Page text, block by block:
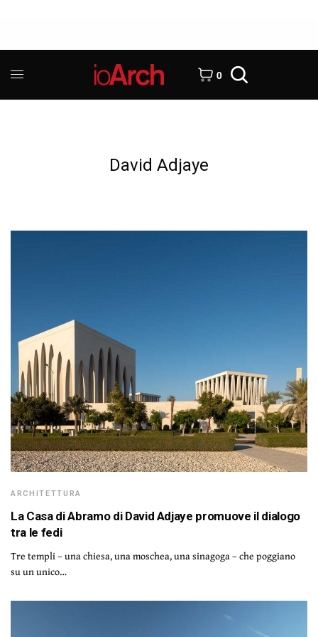
0
David Adjaye
ARCHITETTURA
La Casa di Abramo di David Adjaye promuove il dialogo
tra le fedi
Tre templi – una chiesa, una moschea, una sinagoga – che poggiano
su un unico…